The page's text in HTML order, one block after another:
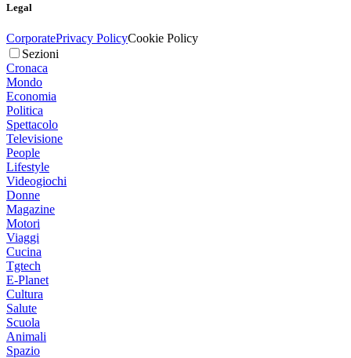
Legal
CorporatePrivacy PolicyCookie Policy
Sezioni
Cronaca
Mondo
Economia
Politica
Spettacolo
Televisione
People
Lifestyle
Videogiochi
Donne
Magazine
Motori
Viaggi
Cucina
Tgtech
E-Planet
Cultura
Salute
Scuola
Animali
Spazio